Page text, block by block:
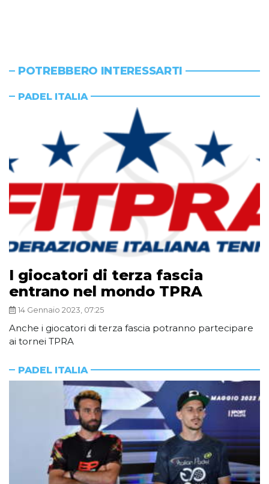
POTREBBERO INTERESSARTI
PADEL ITALIA
I giocatori di terza fascia
entrano nel mondo TPRA
14 Gennaio 2023, 07:25
Anche i giocatori di terza fascia potranno partecipare
ai tornei TPRA
PADEL ITALIA